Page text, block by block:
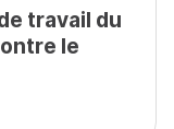
travail du
le